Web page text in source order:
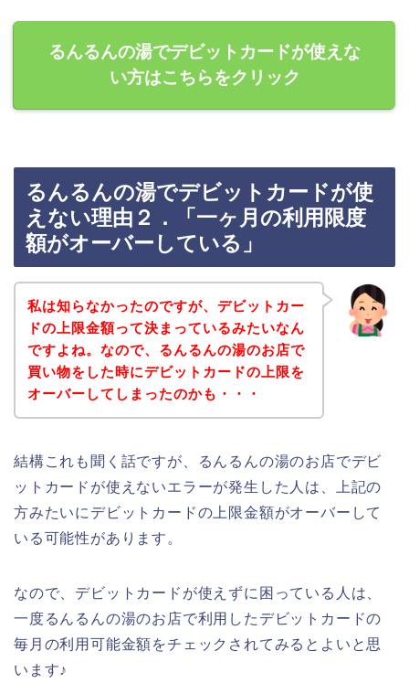
るんるんの湯でデビットカードが使えな
い方はこちらをクリック
るんるんの湯でデビットカードが使
えない理由２．「一ヶ月の利用限度
額がオーバーしている」
私は知らなかったのですが、デビットカー
ドの上限金額って決まっているみたいなん
ですよね。なので、るんるんの湯のお店で
買い物をした時にデビットカードの上限を
オーバーしてしまったのかも・・・
結構これも聞く話ですが、るんるんの湯のお店でデビ
ットカードが使えないエラーが発生した人は、上記の
方みたいにデビットカードの上限金額がオーバーして
いる可能性があります。
なので、デビットカードが使えずに困っている人は、
一度るんるんの湯のお店で利用したデビットカードの
毎月の利用可能金額をチェックされてみるとよいと思
います♪